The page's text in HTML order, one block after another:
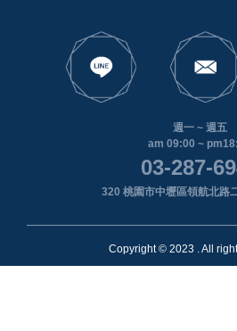
週一 ~ 週五
am 09:00 ~
03-287-
320 桃園市中壢區領航北路
Copyright © 2023 . All